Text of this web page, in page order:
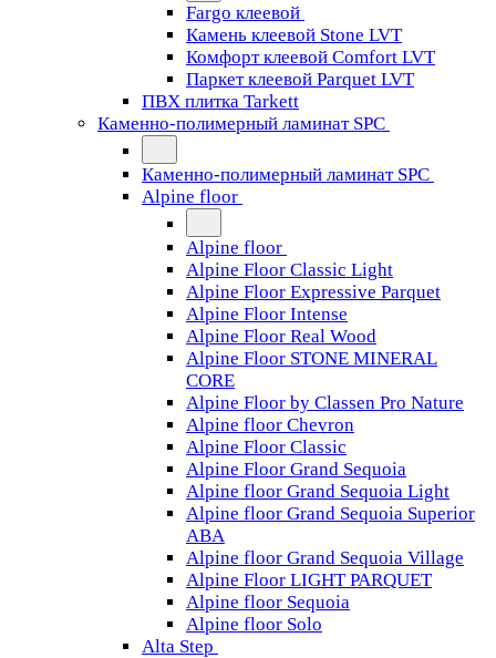
Fargo клеевой
Камень клеевой Stone LVT
Комфорт клеевой Comfort LVT
Паркет клеевой Parquet LVT
ПВХ плитка Tarkett
Каменно-полимерный ламинат SPC
Каменно-полимерный ламинат SPC
Alpine floor
Alpine floor
Alpine Floor Classic Light
Alpine Floor Expressive Parquet
Alpine Floor Intense
Alpine Floor Real Wood
Alpine Floor STONE MINERAL
CORE
Alpine Floor by Classen Pro Nature
Alpine floor Chevron
Alpine Floor Classic
Alpine Floor Grand Sequoia
Alpine floor Grand Sequoia Light
Alpine floor Grand Sequoia Superior
ABA
Alpine floor Grand Sequoia Village
Alpine Floor LIGHT PARQUET
Alpine floor Sequoia
Alpine floor Solo
Alta Step